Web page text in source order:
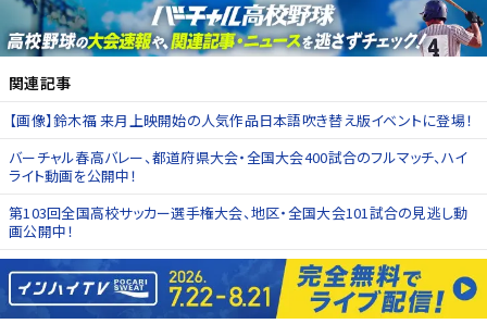
関連記事
【画像】鈴木福 来月上映開始の人気作品日本語吹き替え版イベントに登場！
バーチャル春高バレー、都道府県大会・全国大会400試合のフルマッチ、ハイ
ライト動画を公開中！
第103回全国高校サッカー選手権大会、地区・全国大会101試合の見逃し動
画公開中！